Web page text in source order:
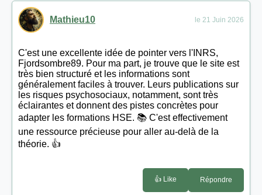
Mathieu10 le 21 Juin 2026
C'est une excellente idée de pointer vers l'INRS,
Fjordsombre89. Pour ma part, je trouve que le site est
très bien structuré et les informations sont
généralement faciles à trouver. Leurs publications sur
les risques psychosociaux, notamment, sont très
éclairantes et donnent des pistes concrètes pour
adapter les formations HSE. 📚 C'est effectivement
une ressource précieuse pour aller au-delà de la
théorie. 👍
👍 Like Répondre